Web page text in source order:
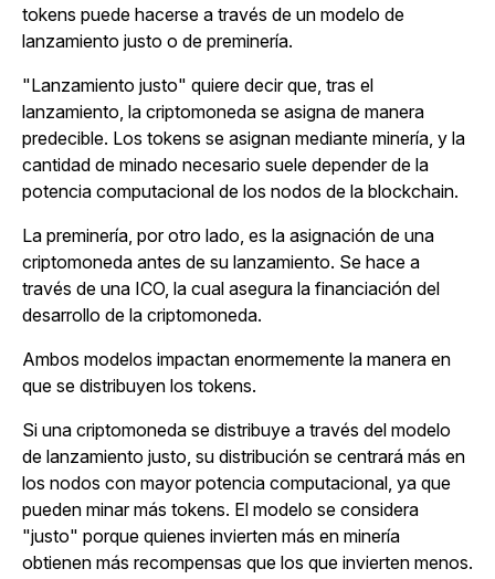
tokens puede hacerse a través de un modelo de
lanzamiento justo o de preminería.
"Lanzamiento justo" quiere decir que, tras el
lanzamiento, la criptomoneda se asigna de manera
predecible. Los tokens se asignan mediante minería, y la
cantidad de minado necesario suele depender de la
potencia computacional de los nodos de la blockchain.
La preminería, por otro lado, es la asignación de una
criptomoneda antes de su lanzamiento. Se hace a
través de una ICO, la cual asegura la financiación del
desarrollo de la criptomoneda.
Ambos modelos impactan enormemente la manera en
que se distribuyen los tokens.
Si una criptomoneda se distribuye a través del modelo
de lanzamiento justo, su distribución se centrará más en
los nodos con mayor potencia computacional, ya que
pueden minar más tokens. El modelo se considera
"justo" porque quienes invierten más en minería
obtienen más recompensas que los que invierten menos.